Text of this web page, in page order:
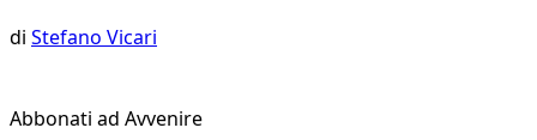
di Stefano Vicari
Abbonati ad Avvenire